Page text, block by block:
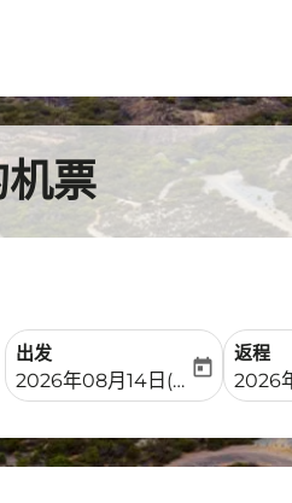
票
出发
fc-booking-departure-date-
2026年08月14日(周五)
today
返程
fc-
2026